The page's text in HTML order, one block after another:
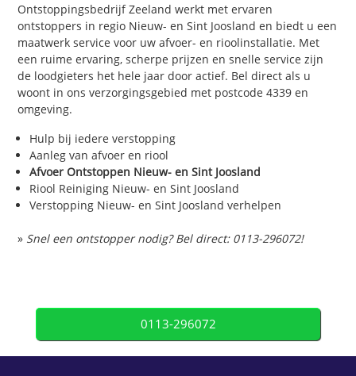
Ontstoppingsbedrijf Zeeland werkt met ervaren
ontstoppers in regio Nieuw- en Sint Joosland en biedt u een
maatwerk service voor uw afvoer- en rioolinstallatie. Met
een ruime ervaring, scherpe prijzen en snelle service zijn
de loodgieters het hele jaar door actief. Bel direct als u
woont in ons verzorgingsgebied met postcode 4339 en
omgeving.
Hulp bij iedere verstopping
Aanleg van afvoer en riool
Afvoer Ontstoppen Nieuw- en Sint Joosland
Riool Reiniging Nieuw- en Sint Joosland
Verstopping Nieuw- en Sint Joosland verhelpen
» Snel een ontstopper nodig? Bel direct: 0113-296072!
0113-296072